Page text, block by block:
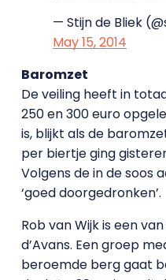
— Stijn de Bliek
May 15, 2014
Baromzet
De veiling heeft in
250 en 300 euro
is, blijkt als de
per biertje ging
Volgens de in de soos
‘goed doorgedronken’.
Rob van Wijk is een
d’Avans. Een groep
beroemde berg gaat